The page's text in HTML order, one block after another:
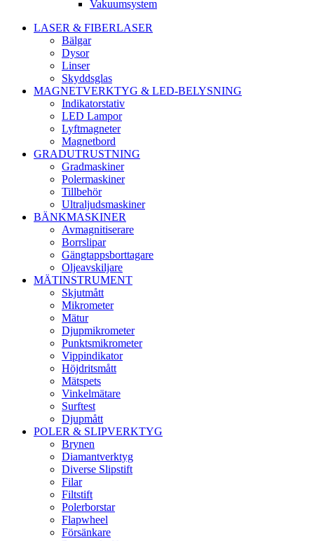
Vakuumsystem
LASER & FIBERLASER
Bälgar
Dysor
Linser
Skyddsglas
MAGNETVERKTYG & LED-BELYSNING
Indikatorstativ
LED Lampor
Lyftmagneter
Magnetbord
GRADUTRUSTNING
Gradmaskiner
Polermaskiner
Tillbehör
Ultraljudsmaskiner
BÄNKMASKINER
Avmagnitiserare
Borrslipar
Gängtappsborttagare
Oljeavskiljare
MÄTINSTRUMENT
Skjutmått
Mikrometer
Mätur
Djupmikrometer
Punktsmikrometer
Vippindikator
Höjdritsmått
Mätspets
Vinkelmätare
Surftest
Djupmått
POLER & SLIPVERKTYG
Brynen
Diamantverktyg
Diverse Slipstift
Filar
Filtstift
Polerborstar
Flapwheel
Försänkare